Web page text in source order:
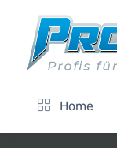
Home